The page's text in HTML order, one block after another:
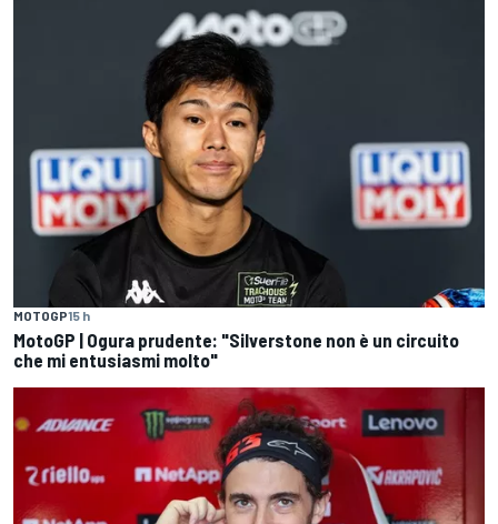
MOTOGP15 h
MotoGP | Ogura prudente: "Silverstone non è un circuito
che mi entusiasmi molto"